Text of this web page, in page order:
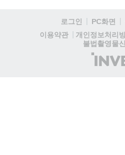
로그인 PC화면
이용약관
개인정보처리
불법촬영물
(
인